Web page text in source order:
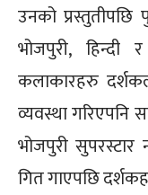
उनको प्रस्तुतीपछि
भोजपुरी,
कलाकारहरु
व्यवस्था गरिएपनि
भोजपुरी
गित गाएपछि